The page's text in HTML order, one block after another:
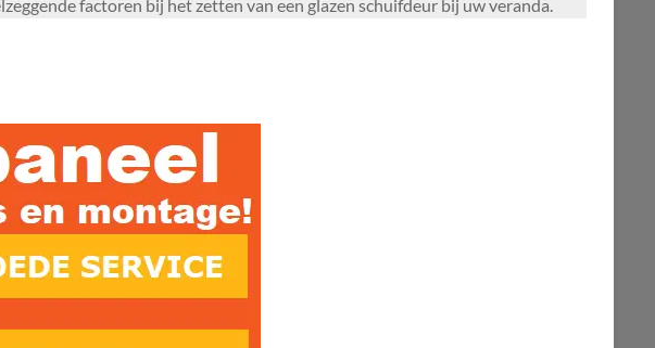
factoren bij het zetten van een glazen schuifdeur bij uw veranda.